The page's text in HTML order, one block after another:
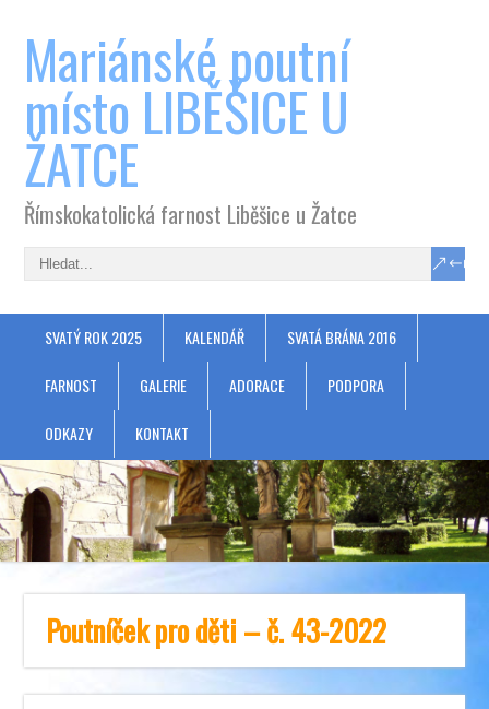
Mariánské poutní
místo LIBĚŠICE U
ŽATCE
Římskokatolická farnost Liběšice u Žatce
SVATÝ ROK 2025 KALENDÁŘ SVATÁ BRÁNA 2016
FARNOST GALERIE ADORACE PODPORA
ODKAZY KONTAKT
Poutníček pro děti – č. 43-2022